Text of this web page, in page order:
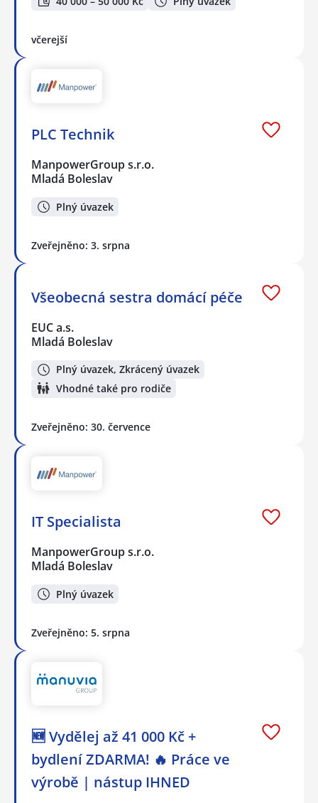
včerejší
PLC Technik
ManpowerGroup s.r.o.
Mladá Boleslav
Plný úvazek
Zveřejněno: 3. srpna
Všeobecná sestra domácí péče
EUC a.s.
Mladá Boleslav
Plný úvazek, Zkrácený úvazek
Vhodné také pro rodiče
Zveřejněno: 30. července
IT Specialista
ManpowerGroup s.r.o.
Mladá Boleslav
Plný úvazek
Zveřejněno: 5. srpna
🆕 Vydělej až 41 000 Kč +
bydlení ZDARMA! 🔥 Práce ve
výrobě | nástup IHNED